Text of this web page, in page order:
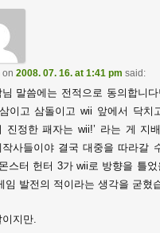
on 2008. 07. 16. at 1:41 pm said:
님 말씀에는 전적으로 동의합니
이고 삼돌이고 wii 앞에서 닥치
진정한 패자는 wii!’ 라는 게 지
사들이야 결국 대중을 따라갈
스터 헌터 3가 wii로 방향을 틀
임 발전의 적이라는 생각을 굳혔
지만.